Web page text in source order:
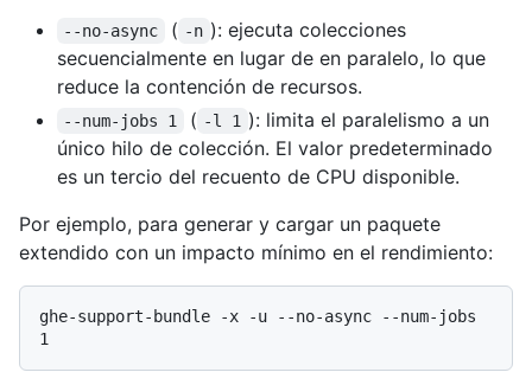
--no-async ( -n ): ejecuta colecciones
secuencialmente en lugar de en paralelo, lo que
reduce la contención de recursos.
--num-jobs 1 ( -l 1 ): limita el paralelismo a un
único hilo de colección. El valor predeterminado
es un tercio del recuento de CPU disponible.
Por ejemplo, para generar y cargar un paquete
extendido con un impacto mínimo en el rendimiento:
ghe-support-bundle -x -u --no-async --num-jobs